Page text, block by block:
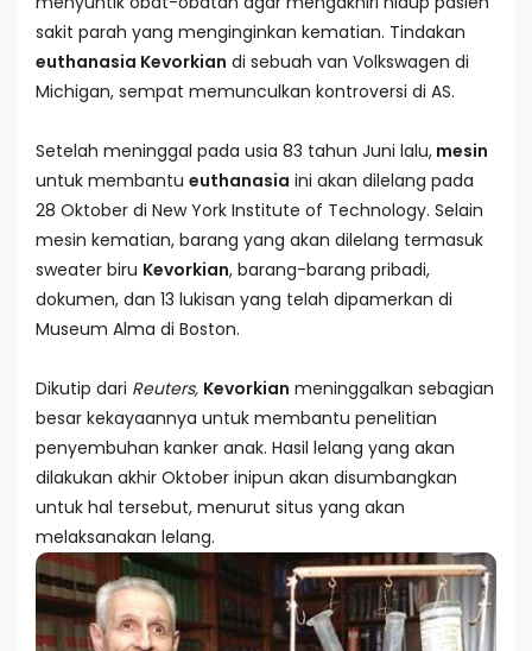
sakit parah yang menginginkan kematian. Tindakan
euthanasia Kevorkian di sebuah van Volkswagen di
Michigan, sempat memunculkan kontroversi di AS.
Setelah meninggal pada usia 83 tahun Juni lalu, mesin
untuk membantu euthanasia ini akan dilelang pada
28 Oktober di New York Institute of Technology. Selain
mesin kematian, barang yang akan dilelang termasuk
sweater biru Kevorkian, barang-barang pribadi,
dokumen, dan 13 lukisan yang telah dipamerkan di
Museum Alma di Boston.
Dikutip dari Reuters, Kevorkian meninggalkan sebagian
besar kekayaannya untuk membantu penelitian
penyembuhan kanker anak. Hasil lelang yang akan
dilakukan akhir Oktober inipun akan disumbangkan
untuk hal tersebut, menurut situs yang akan
melaksanakan lelang.